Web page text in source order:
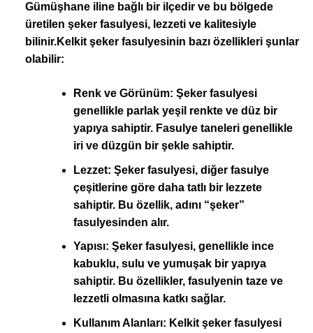
Gümüşhane iline bağlı bir ilçedir ve bu bölgede
üretilen şeker fasulyesi, lezzeti ve kalitesiyle
bilinir.Kelkit şeker fasulyesinin bazı özellikleri şunlar
olabilir:
Renk ve Görünüm: Şeker fasulyesi
genellikle parlak yeşil renkte ve düz bir
yapıya sahiptir. Fasulye taneleri genellikle
iri ve düzgün bir şekle sahiptir.
Lezzet: Şeker fasulyesi, diğer fasulye
çeşitlerine göre daha tatlı bir lezzete
sahiptir. Bu özellik, adını “şeker”
fasulyesinden alır.
Yapısı: Şeker fasulyesi, genellikle ince
kabuklu, sulu ve yumuşak bir yapıya
sahiptir. Bu özellikler, fasulyenin taze ve
lezzetli olmasına katkı sağlar.
Kullanım Alanları: Kelkit şeker fasulyesi